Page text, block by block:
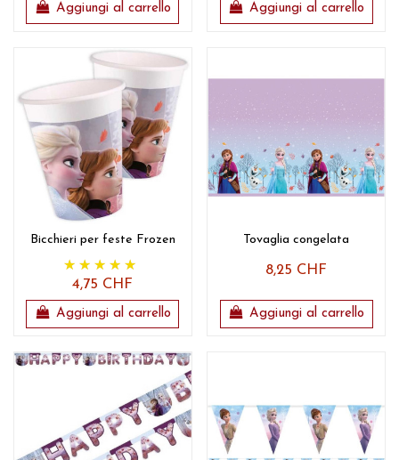
Aggiungi al carrello Aggiungi al carrello
Bicchieri per feste Frozen
4,75 CHF
Aggiungi al carrello
Tovaglia congelata
8,25 CHF
Aggiungi al carrello